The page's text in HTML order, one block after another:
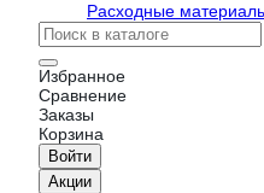
Расходные
Избранное
Сравнение
Заказы
Корзина
Войти
Акции